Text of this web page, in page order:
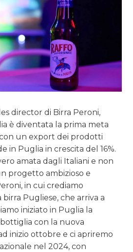
director di Birra Peroni,
è diventata la prima meta
un export dei prodotti
in Puglia in crescita del 16%.
amata dagli Italiani e non
progetto ambizioso e
in cui crediamo
birra Pugliese, che arriva a
iniziato in Puglia la
con la nuova
inizio ottobre e ci apriremo
nel 2024, con